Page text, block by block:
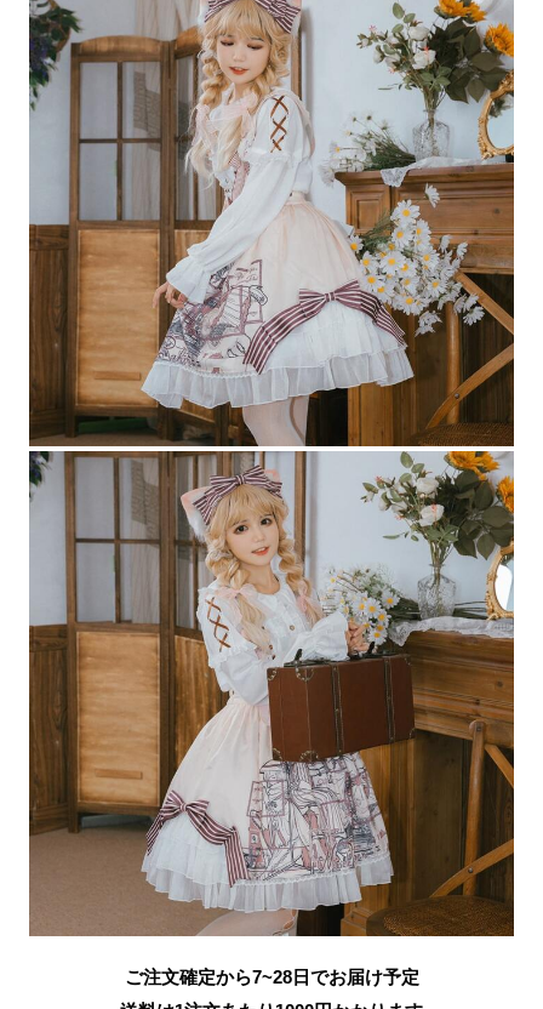
ご注文確定から7~28日でお届け予定